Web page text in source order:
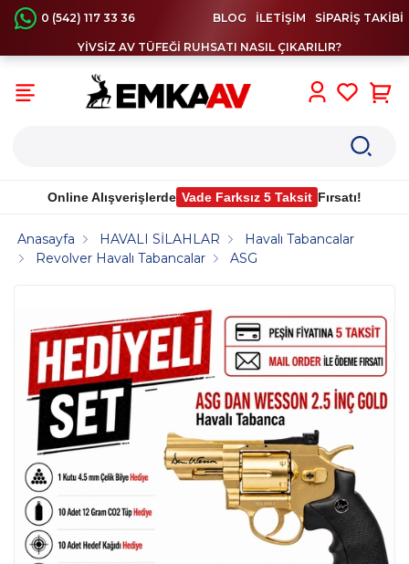
0 (542) 117 33 36 BLOG İLETİŞİM SİPARİŞ TAKİBİ
YİVSİZ AV TÜFEĞİ RUHSATI NASIL ÇIKARILIR?
Online Alışverişlerde Vade Farksız 5 Taksit Fırsatı!
Anasayfa HAVALI SİLAHLAR
Havalı Tabancalar
Revolver Havalı Tabancalar
ASG